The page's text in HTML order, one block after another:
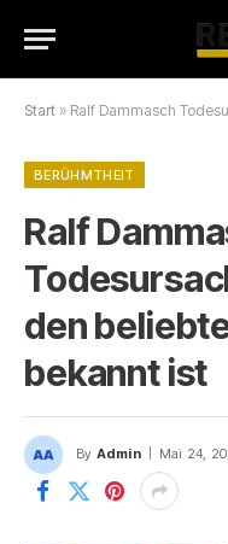
Start » Ralf Dammasch
BERÜHMTHEIT
Ralf
den
bekannt ist
By Admin Mai 24,